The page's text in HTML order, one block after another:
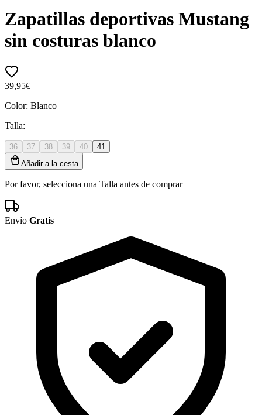
Zapatillas deportivas Mustang
sin costuras blanco
39,95€
Color: Blanco
Talla:
36 37 38 39 40
41
Añadir a la cesta
Por favor, selecciona una Talla antes de comprar
Envío Gratis